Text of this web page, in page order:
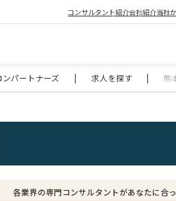
コンサルタント紹介会社紹介当社
パートナーズ | 求人を探す | 熊
各業界の専門コンサルタントがあなたに合